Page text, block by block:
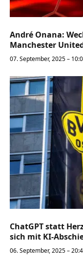
André Onana:
Manchester
07. September, 2025 –
ChatGPT statt
sich mit KI-
06. September, 2025 –